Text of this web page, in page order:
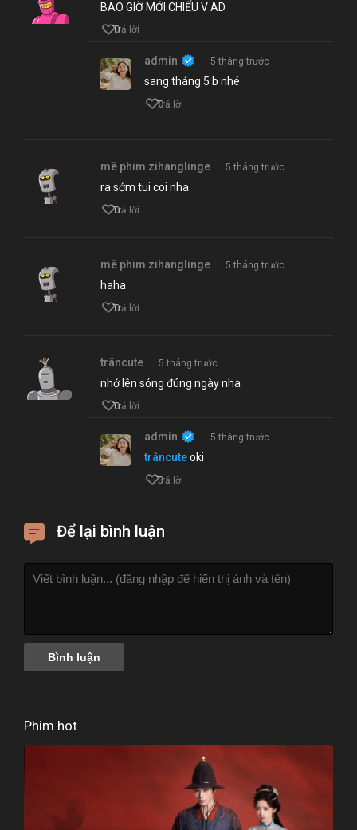
BAO GIỜ MỚI CHIẾU V AD
0
Trả lời
admin 5 tháng trước
sang tháng 5 b nhé
0
Trả lời
mê phim zihanglinge 5 tháng trước
ra sớm tui coi nha
0
Trả lời
mê phim zihanglinge 5 tháng trước
haha
0
Trả lời
trâncute 5 tháng trước
nhớ lên sóng đúng ngày nha
0
Trả lời
admin 5 tháng trước
trâncuteoki
3
Trả lời
Để lại bình luận
Phim hot